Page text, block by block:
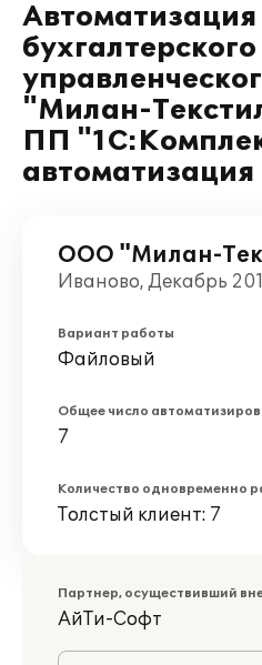
Автоматизация
бухгалтерского
"Милан-
ПП
автоматизация
ООО "Милан-
Иваново, Декабрь
Вариант работы
Файловый
Общее число
7
Количество одновременно
Толстый клиент: 7
Партнер, осуществивший
АйТи-Софт